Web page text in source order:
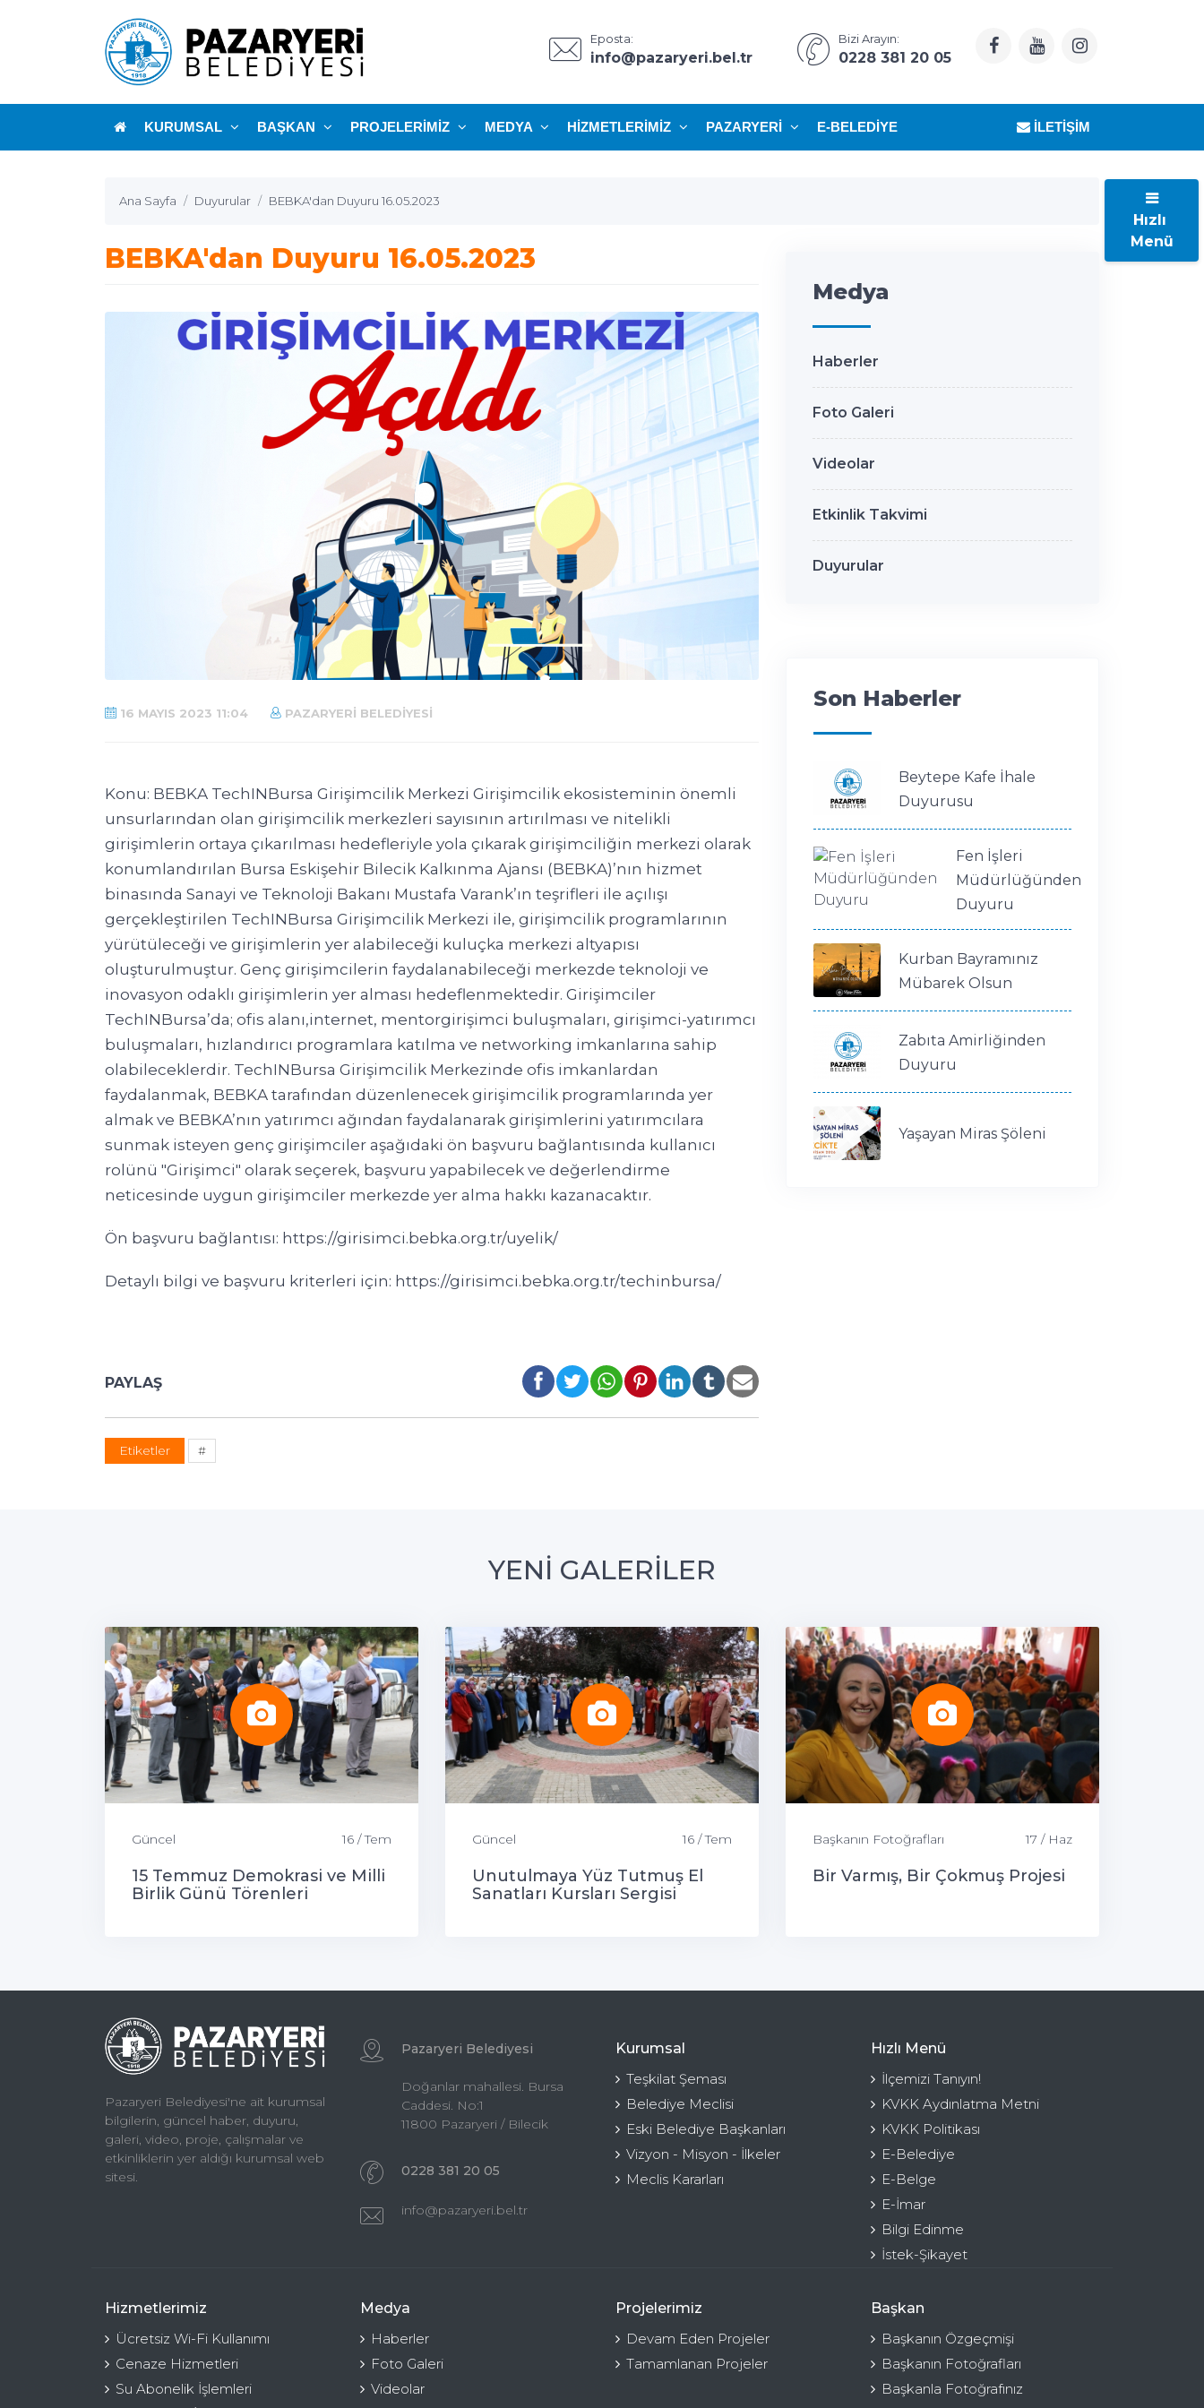
Eposta:
info@pazaryeri.bel.tr
Bizi Arayın:
0228 381 20 05
KURUMSAL BAŞKAN PROJELERIMIZ MEDYA HIZMETLERIMIZ PAZARYERI E-BELEDIYE İLETIŞIM
Ana Sayfa Duyurular BEBKA'dan Duyuru 16.05.2023
BEBKA'dan Duyuru 16.05.2023
16 MAYIS 2023 11:04 PAZARYERI BELEDIYESI
Konu: BEBKA TechINBursa Girişimcilik Merkezi Girişimcilik ekosisteminin önemli
unsurlarından olan girişimcilik merkezleri sayısının artırılması ve nitelikli
girişimlerin ortaya çıkarılması hedefleriyle yola çıkarak girişimciliğin merkezi olarak
konumlandırılan Bursa Eskişehir Bilecik Kalkınma Ajansı (BEBKA)’nın hizmet
binasında Sanayi ve Teknoloji Bakanı Mustafa Varank’ın teşrifleri ile açılışı
gerçekleştirilen TechINBursa Girişimcilik Merkezi ile, girişimcilik programlarının
yürütüleceği ve girişimlerin yer alabileceği kuluçka merkezi altyapısı
oluşturulmuştur. Genç girişimcilerin faydalanabileceği merkezde teknoloji ve
inovasyon odaklı girişimlerin yer alması hedeflenmektedir. Girişimciler
TechINBursa’da; ofis alanı,internet, mentorgirişimci buluşmaları, girişimci-yatırımcı
buluşmaları, hızlandırıcı programlara katılma ve networking imkanlarına sahip
olabileceklerdir. TechINBursa Girişimcilik Merkezinde ofis imkanlardan
faydalanmak, BEBKA tarafından düzenlenecek girişimcilik programlarında yer
almak ve BEBKA’nın yatırımcı ağından faydalanarak girişimlerini yatırımcılara
sunmak isteyen genç girişimciler aşağıdaki ön başvuru bağlantısında kullanıcı
rolünü "Girişimci" olarak seçerek, başvuru yapabilecek ve değerlendirme
neticesinde uygun girişimciler merkezde yer alma hakkı kazanacaktır.
Ön başvuru bağlantısı: https://girisimci.bebka.org.tr/uyelik/
Detaylı bilgi ve başvuru kriterleri için: https://girisimci.bebka.org.tr/techinbursa/
PAYLAŞ
Etiketler #
Medya
Haberler
Foto Galeri
Videolar
Etkinlik Takvimi
Duyurular
Son Haberler
Beytepe Kafe İhale
Duyurusu
Fen İşleri
Müdürlüğünden
Duyuru
Kurban Bayramınız
Mübarek Olsun
Zabıta Amirliğinden
Duyuru
Yaşayan Miras Şöleni
YENİ GALERİLER
Güncel 16 / Tem
15 Temmuz Demokrasi ve Milli
Birlik Günü Törenleri
Güncel 16 / Tem
Unutulmaya Yüz Tutmuş El
Sanatları Kursları Sergisi
Başkanın Fotoğrafları 17 / Haz
Bir Varmış, Bir Çokmuş Projesi
Pazaryeri Belediyesi'ne ait kurumsal
bilgilerin, güncel haber, duyuru,
galeri, video, proje, çalışmalar ve
etkinliklerin yer aldığı kurumsal web
sitesi.
Pazaryeri Belediyesi
Doğanlar mahallesi. Bursa
Caddesi. No:1
11800 Pazaryeri / Bilecik
0228 381 20 05
info@pazaryeri.bel.tr
Kurumsal
Teşkilat Şeması
Belediye Meclisi
Eski Belediye Başkanları
Vizyon - Misyon - İlkeler
Meclis Kararları
Hızlı Menü
İlçemizi Tanıyın!
KVKK Aydınlatma Metni
KVKK Politikası
E-Belediye
E-Belge
E-İmar
Bilgi Edinme
İstek-Şikayet
Hizmetlerimiz
Ücretsiz Wi-Fi Kullanımı
Cenaze Hizmetleri
Su Abonelik İşlemleri
Medya
Haberler
Foto Galeri
Videolar
Projelerimiz
Devam Eden Projeler
Tamamlanan Projeler
Başkan
Başkanın Özgeçmişi
Başkanın Fotoğrafları
Başkanla Fotoğrafınız
Hızlı
Menü